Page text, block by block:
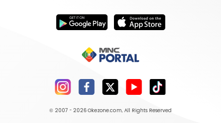
© 2007 - 2026 Okezone.com, All Rights Reserved